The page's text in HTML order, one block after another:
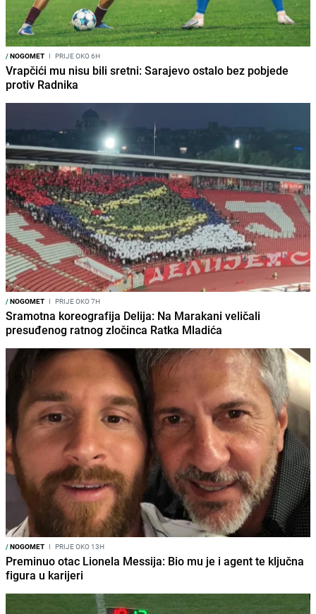
/NOGOMET I PRIJE OKO 6H
Vrapčići mu nisu bili sretni: Sarajevo ostalo bez pobjede
protiv Radnika
/NOGOMET I PRIJE OKO 7H
Sramotna koreografija Delija: Na Marakani veličali
presuđenog ratnog zločinca Ratka Mladića
/NOGOMET I PRIJE OKO 13H
Preminuo otac Lionela Messija: Bio mu je i agent te ključna
figura u karijeri